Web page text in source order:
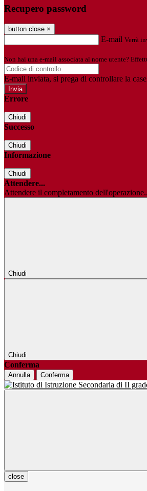
Recupero password
button close ×
E-mail Verrà
Non hai una e-mail associata al nome utente?
E-mail inviata, si prega di controllare la
Errore
Chiudi
Successo
Chiudi
Informazione
Chiudi
Attendere...
Attendere il completamento
Chiudi
Chiudi
Conferma
Annulla Conferma
close